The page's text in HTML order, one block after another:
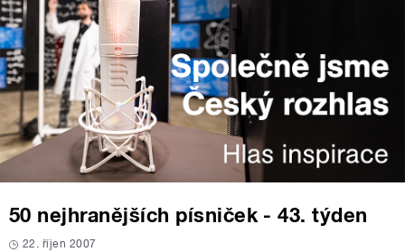
50 nejhranějších písniček - 43. týden
22. říjen 2007